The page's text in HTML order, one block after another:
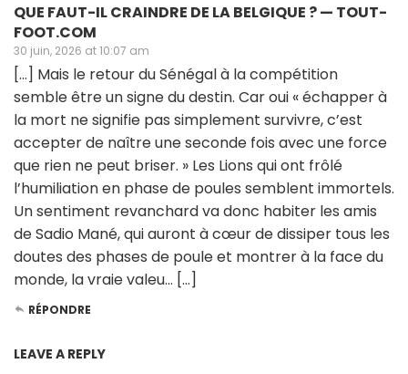
QUE FAUT-IL CRAINDRE DE LA BELGIQUE ? — TOUT-
FOOT.COM
30 juin, 2026 at 10:07 am
[…] Mais le retour du Sénégal à la compétition
semble être un signe du destin. Car oui « échapper à
la mort ne signifie pas simplement survivre, c’est
accepter de naître une seconde fois avec une force
que rien ne peut briser. » Les Lions qui ont frôlé
l’humiliation en phase de poules semblent immortels.
Un sentiment revanchard va donc habiter les amis
de Sadio Mané, qui auront à cœur de dissiper tous les
doutes des phases de poule et montrer à la face du
monde, la vraie valeu… […]
RÉPONDRE
LEAVE A REPLY